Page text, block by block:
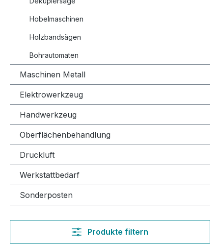
Hobelmaschinen
Holzbandsägen
Bohrautomaten
Maschinen Metall
Elektrowerkzeug
Handwerkzeug
Oberflächenbehandlung
Druckluft
Werkstattbedarf
Sonderposten
Produkte filtern